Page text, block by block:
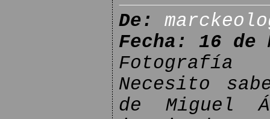
De:
Fecha: 16 de
Necesito
de Miguel